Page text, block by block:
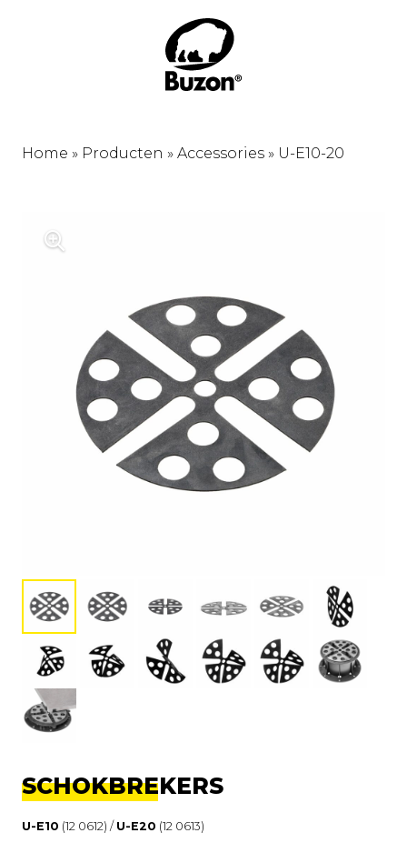
Home » Producten » Accessories » U-E10-20
SCHOKBREKERS
U-E10 (12 0612) / U-E20 (12 0613)